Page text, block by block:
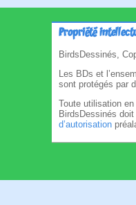
Propriété
BirdsDessinés,
Les BDs et
sont protégés par
Toute utilisation
BirdsDessinés doit
d’autorisation